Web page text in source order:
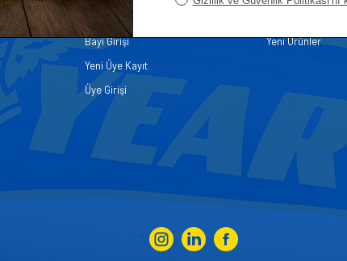
Bayi Kayıt
Bayi Girişi
Yeni Üye Kayıt
Üye Girişi
Yeni Ürünler